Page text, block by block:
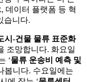
데이터 플랫폼 등 혁
습니다.
시-건물 물류 표준화
조망합니다. 화요일
‘물류 운송비 예측 및
봅니다. 수요일에는